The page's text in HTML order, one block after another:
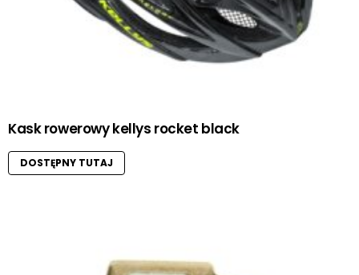
Kask rowerowy kellys rocket black
DOSTĘPNY TUTAJ